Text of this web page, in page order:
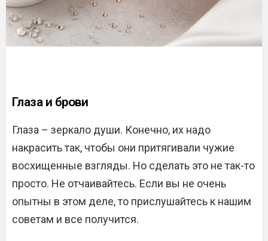
Глаза и брови
Глаза – зеркало души. Конечно, их надо
накрасить так, чтобы они притягивали чужие
восхищенные взгляды. Но сделать это не так-то
просто. Не отчаивайтесь. Если вы не очень
опытны в этом деле, то прислушайтесь к нашим
советам и все получится.